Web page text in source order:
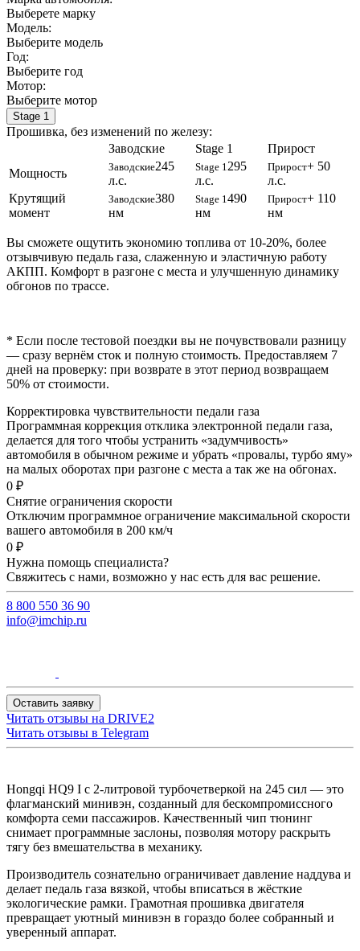
Выберете марку
Модель:
Выберите модель
Год:
Выберите год
Мотор:
Выберите мотор
Stage 1
Прошивка, без изменений по железу:
Заводские
Stage 1
Прирост
Мощность
Заводские245
л.с.
Stage 1 295
л.с.
Прирост+ 50
л.с.
Крутящий
момент
Заводские380
нм
Stage 1 490
нм
Прирост+ 110
нм
Вы сможете ощутить экономию топлива от 10-20%, более
отзывчивую педаль газа, слаженную и эластичную работу
АКПП. Комфорт в разгоне с места и улучшенную динамику
обгонов по трассе.
* Если после тестовой поездки вы не почувствовали разницу
— сразу вернём сток и полную стоимость. Предоставляем 7
дней на проверку: при возврате в этот период возвращаем
50% от стоимости.
Корректировка чувствительности педали газа
Программная коррекция отклика электронной педали газа,
делается для того чтобы устранить «задумчивость»
автомобиля в обычном режиме и убрать «провалы, турбо яму»
на малых оборотах при разгоне с места а так же на обгонах.
0 ₽
Снятие ограничения скорости
Отключим программное ограничение максимальной скорости
вашего автомобиля в 200 км/ч
0 ₽
Нужна помощь специалиста?
Свяжитесь с нами, возможно у нас есть для вас решение.
8 800 550 36 90
info@imchip.ru
Оставить заявку
Читать отзывы на DRIVE2
Читать отзывы в Telegram
Hongqi HQ9 I с 2-литровой турбочетверкой на 245 сил — это
флагманский минивэн, созданный для бескомпромиссного
комфорта семи пассажиров. Качественный чип тюнинг
снимает программные заслоны, позволяя мотору раскрыть
тягу без вмешательства в механику.
Производитель сознательно ограничивает давление наддува и
делает педаль газа вязкой, чтобы вписаться в жёсткие
экологические рамки. Грамотная прошивка двигателя
превращает уютный минивэн в гораздо более собранный и
уверенный аппарат.